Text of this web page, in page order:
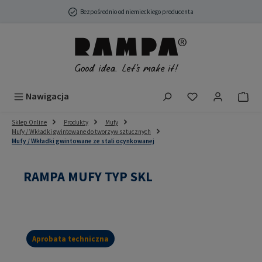
Przejdź do głównej zawartościBezpośrednio od niemieckiego producenta
Nawigacja Masz 0
Sklep Online Produkty
Mufy
Mufy / Wkładki gwintowane do tworzyw sztucznych
Mufy / Wkładki gwintowane ze stali ocynkowanej
RAMPA MUFY TYP SKL
Aprobata techniczna